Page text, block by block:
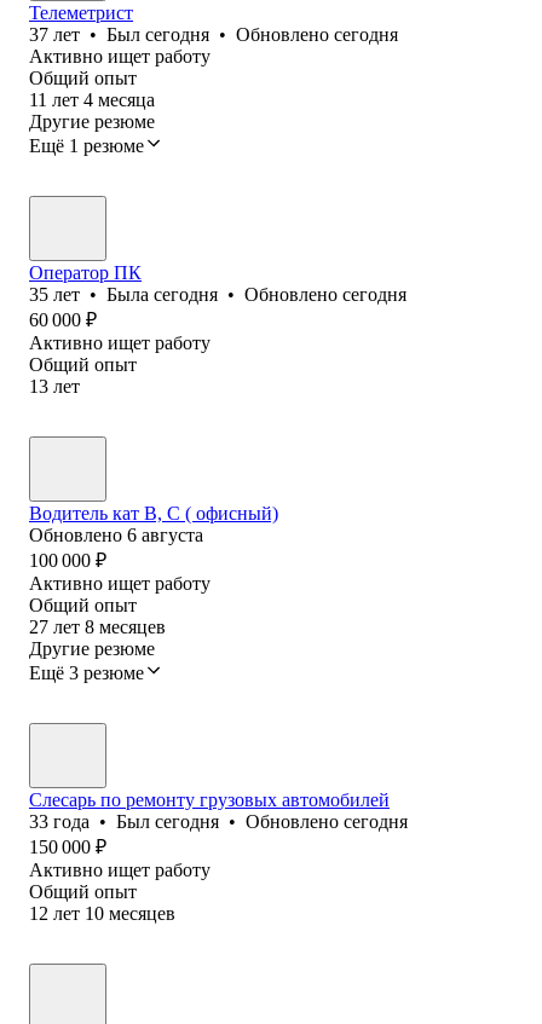
Телеметрист
37 лет • Был сегодня • Обновлено сегодня
Активно ищет работу
Общий опыт
11 лет 4 месяца
Другие резюме
Ещё 1 резюме
Оператор ПК
35 лет • Была сегодня • Обновлено сегодня
60 000 ₽
Активно ищет работу
Общий опыт
13 лет
Водитель кат В, С ( офисный)
Обновлено 6 августа
100 000 ₽
Активно ищет работу
Общий опыт
27 лет 8 месяцев
Другие резюме
Ещё 3 резюме
Слесарь по ремонту грузовых автомобилей
33 года • Был сегодня • Обновлено сегодня
150 000 ₽
Активно ищет работу
Общий опыт
12 лет 10 месяцев